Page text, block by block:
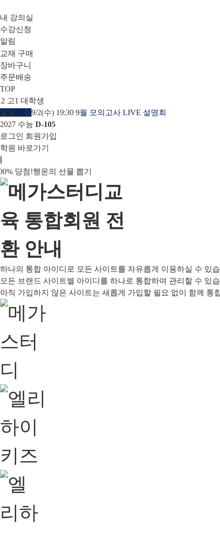
내 강의실
수강신청
알림
교재 구매
장바구니
주문배송
TOP
고1 대학생
알람신청9/2(수) 19:30 9월 모의고사 LIVE 설명회
2027 수능 D-105
로그인 회원가입
학원 바로가기
당첨!행운의 선물 뽑기
증정!메가스터디 X 올리브영
터디 캐시백메가런 썸머스쿨
과 강사 공개선발
앱설문 EVENT
무료 체험권
강생 무료혜택! 메가클럽 멤버십
페인희망이룸 메가나눔
하나의 통합 아이디로 모든 사이트를 자유롭게 이용하실 수 있
모든 브랜드 사이트별 아이디를 하나로 통합하여 관리할 수 있
아직 가입하지 않은 사이트는 새롭게 가입할 필요 없이 함께 통